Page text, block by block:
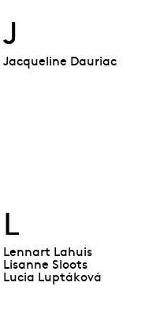
J
Jacqueline Dauriac
L
Lennart Lahuis
Lisanne Sloots
Lucia Luptáková